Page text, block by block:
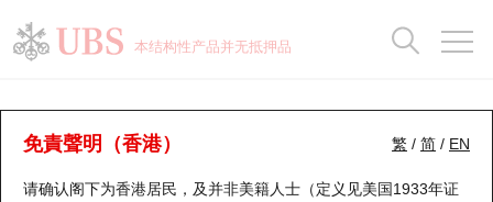
本结构性产品并无抵押品
繁 / 简 / EN
免責聲明（香港）
请确认阁下为香港居民，及并非美籍人士（定义见美国1933年证
认股证分析仪
表现 街货统计 比较
瑞银认股证一览
新发行瑞银认股证
街货统计
比较
牛熊全景快搜
牛熊证搜寻
街货统计
比较
十大升幅/跌幅
十大认股证成交分布
正股分析仪
二十大活跃股份
持股比重
显示所有持股比重
每月轮证大市专题
轮证专栏